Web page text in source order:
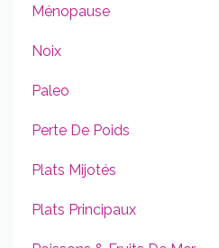
Ménopause
Noix
Paleo
Perte De Poids
Plats Mijotés
Plats Principaux